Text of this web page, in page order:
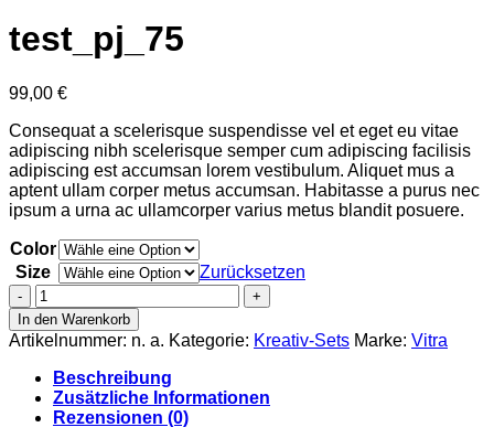
test_pj_75
99,00 €
Consequat a scelerisque suspendisse vel et eget eu vitae
adipiscing nibh scelerisque semper cum adipiscing facilisis
adipiscing est accumsan lorem vestibulum. Aliquet mus a
aptent ullam corper metus accumsan. Habitasse a purus nec
ipsum a urna ac ullamcorper varius metus blandit posuere.
Color
Size
Zurücksetzen
test_pj_75
Menge
In den Warenkorb
Artikelnummer: n. a. Kategorie: Kreativ-Sets Marke: Vitra
Beschreibung
Zusätzliche Informationen
Rezensionen (0)